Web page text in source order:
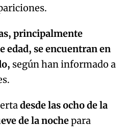
principalmente
edad, se encuentran en
según han informado a
desde las ocho de la
de la nochepara